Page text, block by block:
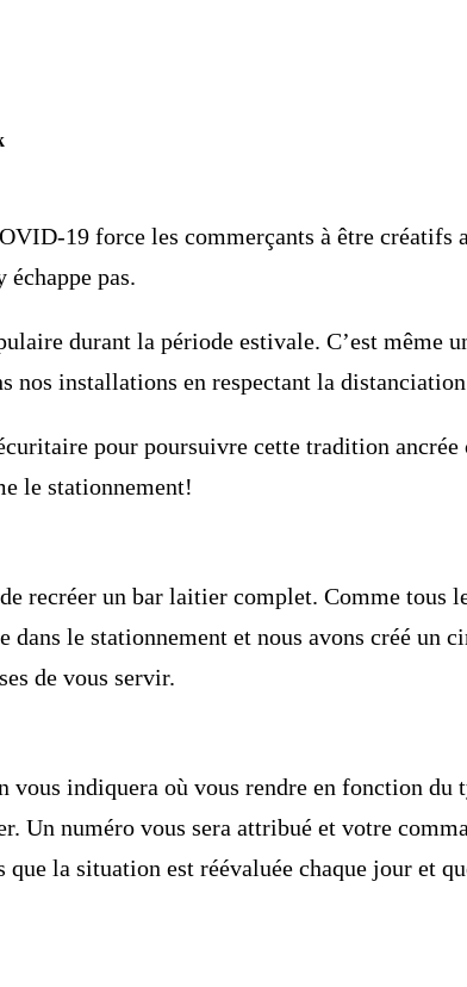
19 force les commerçants à être
pas.
durant la période estivale. C’est même
nos installations en respectant la
pour poursuivre cette tradition
le stationnement!
recréer un bar laitier complet. Comme tous
dans le stationnement et nous avons créé un
de vous servir.
vous indiquera où vous rendre en fonction du
Un numéro vous sera attribué et votre
la situation est réévaluée chaque jour et